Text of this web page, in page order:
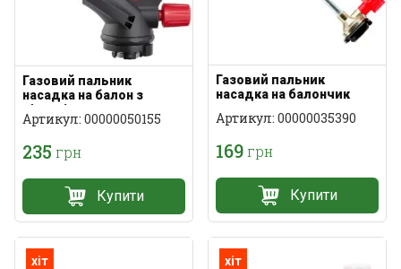
Газовий пальник
насадка на балон з
п'єзопідпалом
Артикул: 00000050155
235 грн
Купити
Газовий пальник
насадка на балончик
Артикул: 00000035390
169грн
Купити
хіт хіт